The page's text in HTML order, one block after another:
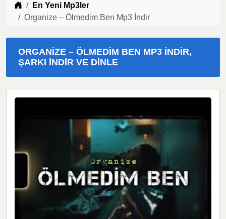
Müzik indir
En Yeni Mp3ler
Organize – Ölmedim Ben Mp3 İndir
ORGANIZE – ÖLMEDIM BEN MP3 İNDIR,
ŞARKI İNDIR VE DINLE